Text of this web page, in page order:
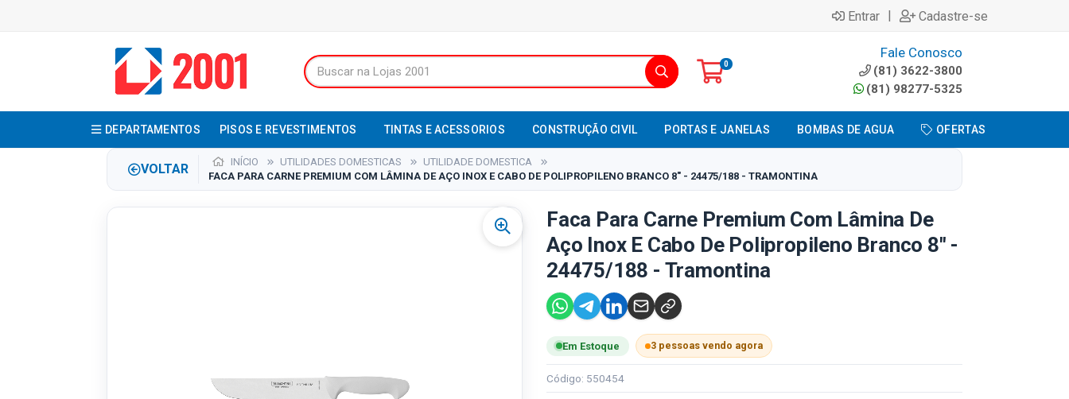
Entrar | Cadastre-se
0
Fale Conosco
(81) 3622-3800
(81) 98277-5325
DEPARTAMENTOS PISOS E REVESTIMENTOS TINTAS E ACESSORIOS CONSTRUÇÃO CIVIL PORTAS E JANELAS BOMBAS DE AGUA OFERTAS
VOLTAR INÍCIO UTILIDADES DOMESTICAS
UTILIDADE DOMESTICA
FACA PARA CARNE PREMIUM COM LÂMINA DE AÇO INOX E CABO DE POLIPROPILENO BRANCO 8" - 24475/188 - TRAMONTINA
Faca Para Carne Premium Com Lâmina De
Aço Inox E Cabo De Polipropileno Branco 8" -
24475/188 - Tramontina
Em Estoque 3 pessoas vendo agora
Código: 550454